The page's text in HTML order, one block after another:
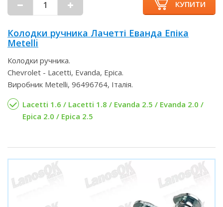
КУПИТИ
Колодки ручника Лачетті Еванда Епіка
Metelli
Колодки ручника.
Chevrolet - Lacetti, Evanda, Epica.
Виробник Metelli, 96496764, Італія.
Lacetti 1.6 / Lacetti 1.8 / Evanda 2.5 / Evanda 2.0 /
Epica 2.0 / Epica 2.5